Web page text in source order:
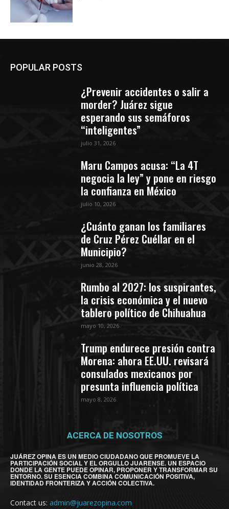
POPULAR POSTS
¿Prevenir accidentes o salir a
morder? Juárez sigue
esperando sus semáforos
“inteligentes”
julio 31, 2026
Maru Campos acusa: “La 4T
negocia la ley” y pone en riesgo
la confianza en México
julio 10, 2026
¿Cuánto ganan los familiares
de Cruz Pérez Cuéllar en el
Municipio?
junio 28, 2026
Rumbo al 2027: los suspirantes,
la crisis económica y el nuevo
tablero político de Chihuahua
mayo 10, 2026
Trump endurece presión contra
Morena: ahora EE.UU. revisará
consulados mexicanos por
presunta influencia política
mayo 8, 2026
ACERCA DE NOSOTROS
JUÁREZ OPINA ES UN MEDIO CIUDADANO QUE PROMUEVE LA
PARTICIPACIÓN SOCIAL Y EL ORGULLO JUARENSE. UN ESPACIO
DONDE LA GENTE PUEDE OPINAR, PROPONER Y TRANSFORMAR SU
ENTORNO. SU ESENCIA COMBINA COMUNICACIÓN POSITIVA,
IDENTIDAD FRONTERIZA Y ACCIÓN COLECTIVA.
Contact us: admin@juarezopina.com